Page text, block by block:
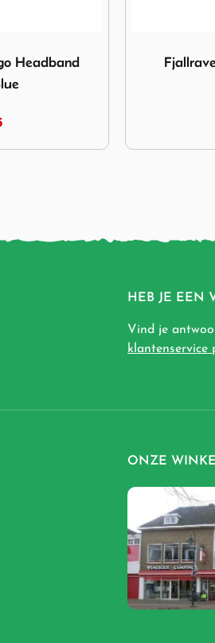
Headband
HEB JE EEN
Vind je
klantenservice
ONZE